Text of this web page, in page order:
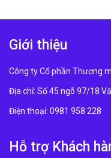
Giới thiệu
Công ty Cổ phần Thương
Địa chỉ: Số 45 ngõ 97/18
Điện thoại: 0981 958 228
Hỗ trợ Khách